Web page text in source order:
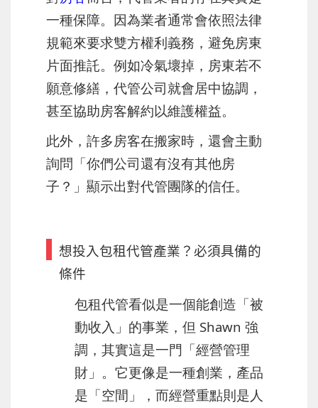
一種保障。因為業者通常會依照法律
規範來要求雙方權利義務，避免房東
片面推託。例如冷氣壞掉，房東若不
願意修繕，代管公司就會居中協調，
甚至協助房客解約以維護權益。
此外，許多房客在搬家時，還會主動
詢問「你們公司還有沒有其他房
子？」顯示出對代管團隊的信任。
想投入包租代管產業？必須具備的
條件
包租代管看似是一個能創造「被
動收入」的事業，但 Shawn 強
調，其實這是一門「經營管理
財」。它更像是一種創業，產品
是「空間」，而經營重點則是人